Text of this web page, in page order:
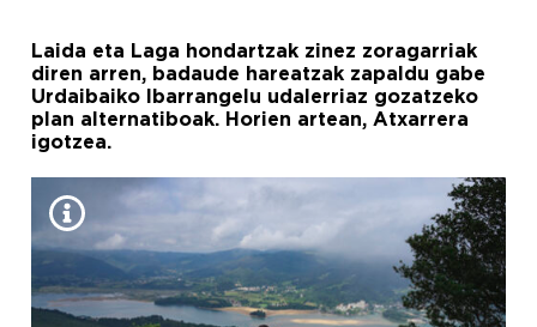
Laida eta Laga hondartzak zinez zoragarriak
diren arren, badaude hareatzak zapaldu gabe
Urdaibaiko Ibarrangelu udalerriaz gozatzeko
plan alternatiboak. Horien artean, Atxarrera
igotzea.